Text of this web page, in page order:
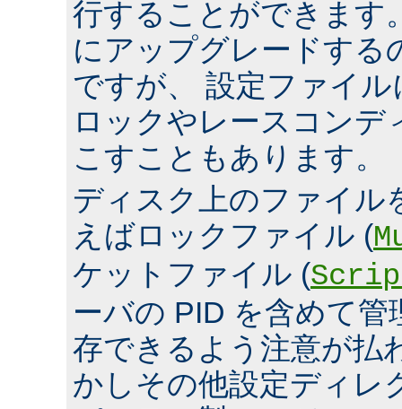
行することができます
にアップグレードする
ですが、 設定ファイ
ロックやレースコンデ
こすこともあります。
ディスク上のファイル
えばロックファイル (
ケットファイル (
ーバの PID を含めて
存できるよう注意が払
かしその他設定ディレ